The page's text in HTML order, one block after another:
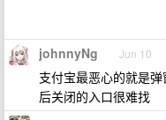
johnnyNg Jun 10
支付宝最恶心的就是
后关闭的入口很难找